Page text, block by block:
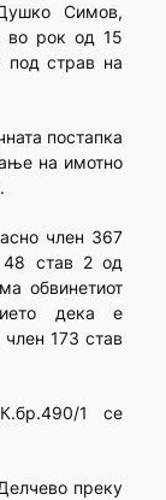
Симов,
во рок од 15
под страв на
постапка
на имотно
член 367
став 2 од
обвинетиот
дека е
173 став
1 се
преку